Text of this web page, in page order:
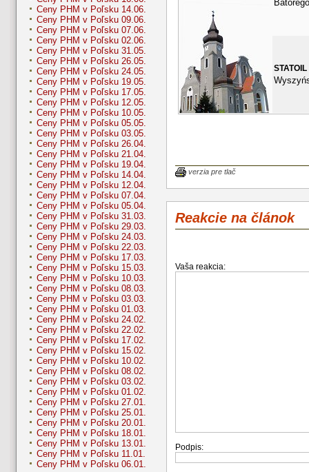
Ceny PHM v Poľsku 14.06.
Ceny PHM v Poľsku 09.06.
Ceny PHM v Poľsku 07.06.
Ceny PHM v Poľsku 02.06.
Ceny PHM v Poľsku 31.05.
Ceny PHM v Poľsku 26.05.
Ceny PHM v Poľsku 24.05.
Ceny PHM v Poľsku 19.05.
Ceny PHM v Poľsku 17.05.
Ceny PHM v Poľsku 12.05.
Ceny PHM v Poľsku 10.05.
Ceny PHM v Poľsku 05.05.
Ceny PHM v Poľsku 03.05.
Ceny PHM v Poľsku 26.04.
Ceny PHM v Poľsku 21.04.
Ceny PHM v Poľsku 19.04.
Ceny PHM v Poľsku 14.04.
Ceny PHM v Poľsku 12.04.
Ceny PHM v Poľsku 07.04.
Ceny PHM v Poľsku 05.04.
Ceny PHM v Poľsku 31.03.
Ceny PHM v Poľsku 29.03.
Ceny PHM v Poľsku 24.03.
Ceny PHM v Poľsku 22.03.
Ceny PHM v Poľsku 17.03.
Ceny PHM v Poľsku 15.03.
Ceny PHM v Poľsku 10.03.
Ceny PHM v Poľsku 08.03.
Ceny PHM v Poľsku 03.03.
Ceny PHM v Poľsku 01.03.
Ceny PHM v Poľsku 24.02.
Ceny PHM v Poľsku 22.02.
Ceny PHM v Poľsku 17.02.
Ceny PHM v Poľsku 15.02.
Ceny PHM v Poľsku 10.02.
Ceny PHM v Poľsku 08.02.
Ceny PHM v Poľsku 03.02.
Ceny PHM v Poľsku 01.02.
Ceny PHM v Poľsku 27.01.
Ceny PHM v Poľsku 25.01.
Ceny PHM v Poľsku 20.01.
Ceny PHM v Poľsku 18.01.
Ceny PHM v Poľsku 13.01.
Ceny PHM v Poľsku 11.01.
Ceny PHM v Poľsku 06.01.
STATOIL
verzia pre tlač
Reakcie na článok
Vaša reakcia:
Podpis: